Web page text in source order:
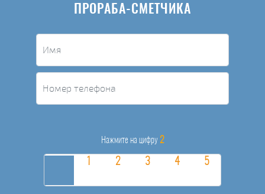
ПРОРАБА-СМЕТЧИКА
Нажмите на цифру 2